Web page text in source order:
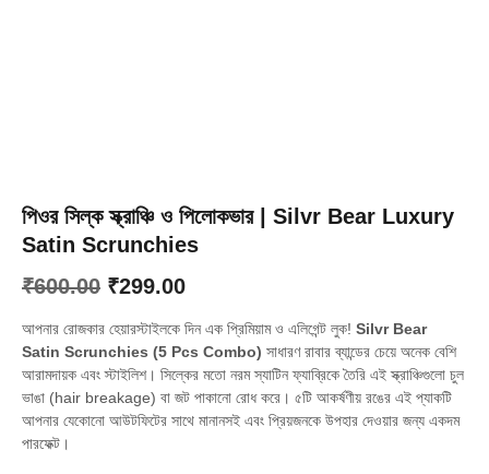
পিওর সিল্ক স্ক্রাঞ্চি ও পিলোকভার | Silvr Bear Luxury
Satin Scrunchies
₹600.00 Original
price
was:
₹600.00.
₹299.00Current
price
is:
₹299.00.
আপনার রোজকার হেয়ারস্টাইলকে দিন এক প্রিমিয়াম ও এলিগেন্ট লুক! Silvr Bear
Satin Scrunchies (5 Pcs Combo) সাধারণ রাবার ব্যান্ডের চেয়ে অনেক বেশি
আরামদায়ক এবং স্টাইলিশ। সিল্কের মতো নরম স্যাটিন ফ্যাব্রিকে তৈরি এই স্ক্রাঞ্চিগুলো চুল
ভাঙা (hair breakage) বা জট পাকানো রোধ করে। ৫টি আকর্ষণীয় রঙের এই প্যাকটি
আপনার যেকোনো আউটফিটের সাথে মানানসই এবং প্রিয়জনকে উপহার দেওয়ার জন্য একদম
পারফেক্ট।